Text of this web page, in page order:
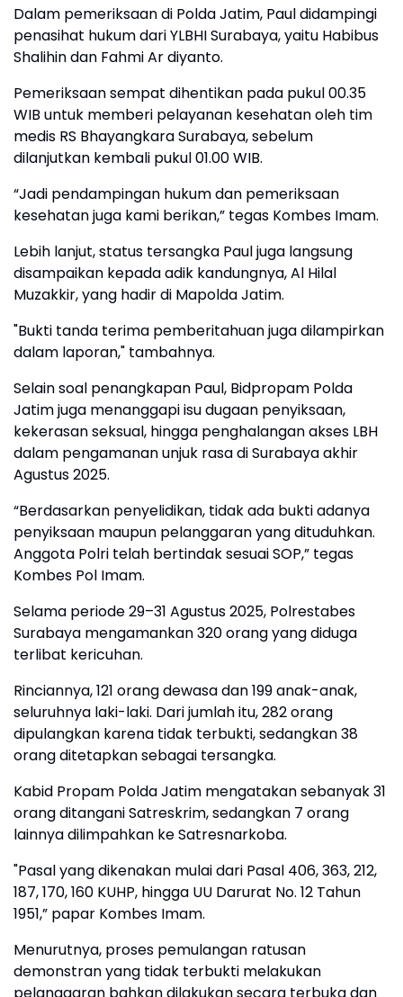
Dalam pemeriksaan di Polda Jatim, Paul didampingi
penasihat hukum dari YLBHI Surabaya, yaitu Habibus
Shalihin dan Fahmi Ar diyanto.
Pemeriksaan sempat dihentikan pada pukul 00.35
WIB untuk memberi pelayanan kesehatan oleh tim
medis RS Bhayangkara Surabaya, sebelum
dilanjutkan kembali pukul 01.00 WIB.
“Jadi pendampingan hukum dan pemeriksaan
kesehatan juga kami berikan,” tegas Kombes Imam.
Lebih lanjut, status tersangka Paul juga langsung
disampaikan kepada adik kandungnya, Al Hilal
Muzakkir, yang hadir di Mapolda Jatim.
"Bukti tanda terima pemberitahuan juga dilampirkan
dalam laporan," tambahnya.
Selain soal penangkapan Paul, Bidpropam Polda
Jatim juga menanggapi isu dugaan penyiksaan,
kekerasan seksual, hingga penghalangan akses LBH
dalam pengamanan unjuk rasa di Surabaya akhir
Agustus 2025.
“Berdasarkan penyelidikan, tidak ada bukti adanya
penyiksaan maupun pelanggaran yang dituduhkan.
Anggota Polri telah bertindak sesuai SOP,” tegas
Kombes Pol Imam.
Selama periode 29–31 Agustus 2025, Polrestabes
Surabaya mengamankan 320 orang yang diduga
terlibat kericuhan.
Rinciannya, 121 orang dewasa dan 199 anak-anak,
seluruhnya laki-laki. Dari jumlah itu, 282 orang
dipulangkan karena tidak terbukti, sedangkan 38
orang ditetapkan sebagai tersangka.
Kabid Propam Polda Jatim mengatakan sebanyak 31
orang ditangani Satreskrim, sedangkan 7 orang
lainnya dilimpahkan ke Satresnarkoba.
"Pasal yang dikenakan mulai dari Pasal 406, 363, 212,
187, 170, 160 KUHP, hingga UU Darurat No. 12 Tahun
1951,” papar Kombes Imam.
Menurutnya, proses pemulangan ratusan
demonstran yang tidak terbukti melakukan